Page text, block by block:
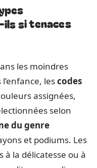
si tenaces
les moindres
lescodes
assignées,
selon
du genre
et podiums. Les
à la délicatesse ou à